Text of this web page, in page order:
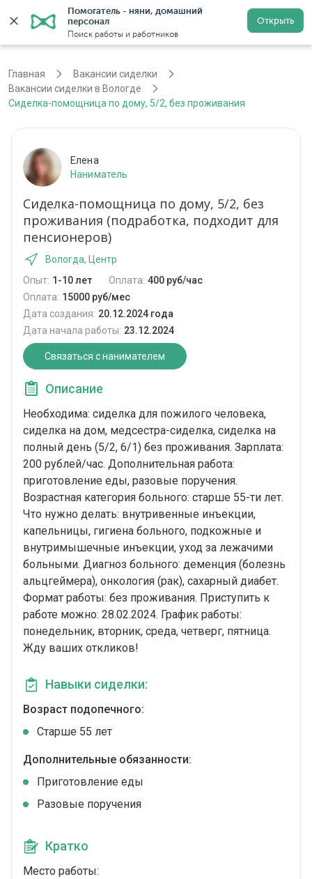
Помогатель - няни, домашний
персонал
Поиск работы и работников
Открыть
Регистрация
Главная
Вакансии сиделки
Вакансии сиделки в Вологде
Сиделка-помощница по дому, 5/2, без проживания
Елена
Наниматель
Сиделка-помощница по дому, 5/2, без
проживания (подработка, подходит для
пенсионеров)
Вологда, Центр
Опыт: 1-10 лет Оплата: 400 руб/час
Оплата: 15000 руб/мес
Дата создания: 20.12.2024 года
Дата начала работы: 23.12.2024
Связаться с нанимателем
Описание
Необходима: сиделка для пожилого человека,
сиделка на дом, медсестра-сиделка, сиделка на
полный день (5/2, 6/1) без проживания. Зарплата:
200 рублей/час. Дополнительная работа:
приготовление еды, разовые поручения.
Возрастная категория больного: cтарше 55-ти лет.
Что нужно делать: внутривенные инъекции,
капельницы, гигиена больного, подкожные и
внутримышечные инъекции, уход за лежачими
больными. Диагноз больного: деменция (болезнь
альцгеймера), онкология (рак), сахарный диабет.
Формат работы: без проживания. Приступить к
работе можно: 28.02.2024. График работы:
понедельник, вторник, среда, четверг, пятница.
Жду ваших откликов!
Навыки сиделки:
Возраст подопечного:
Cтарше 55 лет
Дополнительные обязанности:
Приготовление еды
Разовые поручения
Кратко
Место работы: